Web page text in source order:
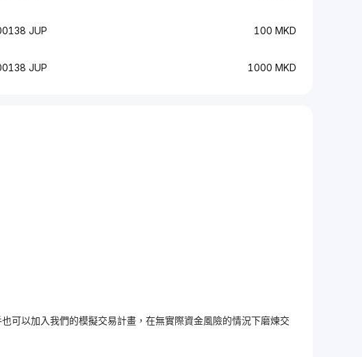
JUP 100 MKD
JUP 1000 MKD
可以加入我們的模擬交易計畫，在無實際資金風險的情況下磨煉交